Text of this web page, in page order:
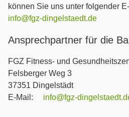
können Sie uns unter folgender
info@fgz-dingelstaedt.de
Ansprechpartner für die
FGZ Fitness- und
Felsberger Weg 3
37351 Dingelstädt
E-Mail:
info@fgz-